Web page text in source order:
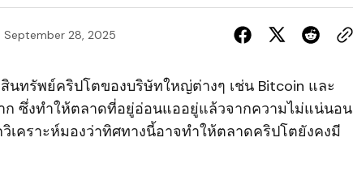
September 28, 2025
นทรัพย์คริปโตของบริษัทใหญ่ต่างๆ เช่น Bitcoin และ
ก ซึ่งทำให้ตลาดที่อยู่อ่อนแออยู่แล้วจากความไม่แน่นอน
เคราะห์มองว่าทิศทางนี้อาจทำให้ตลาดคริปโตยังคงมี